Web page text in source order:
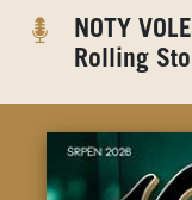
NOTY
Rolling